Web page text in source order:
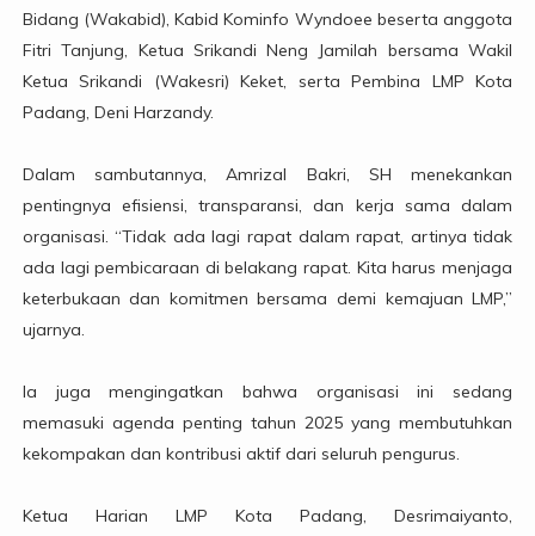
Bidang (Wakabid), Kabid Kominfo Wyndoee beserta anggota
Fitri Tanjung, Ketua Srikandi Neng Jamilah bersama Wakil
Ketua Srikandi (Wakesri) Keket, serta Pembina LMP Kota
Padang, Deni Harzandy.
Dalam sambutannya, Amrizal Bakri, SH menekankan
pentingnya efisiensi, transparansi, dan kerja sama dalam
organisasi. “Tidak ada lagi rapat dalam rapat, artinya tidak
ada lagi pembicaraan di belakang rapat. Kita harus menjaga
keterbukaan dan komitmen bersama demi kemajuan LMP,”
ujarnya.
Ia juga mengingatkan bahwa organisasi ini sedang
memasuki agenda penting tahun 2025 yang membutuhkan
kekompakan dan kontribusi aktif dari seluruh pengurus.
Ketua Harian LMP Kota Padang, Desrimaiyanto,